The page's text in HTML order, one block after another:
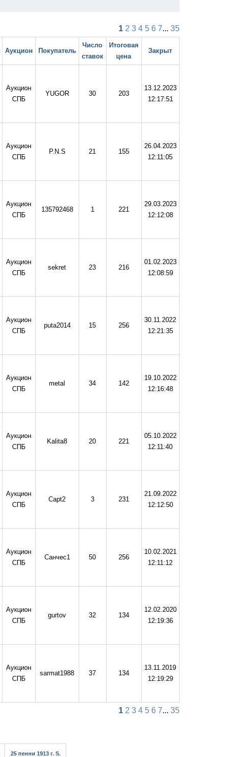
1 2 3 4 5 6 7... 35
Аукцион Покупатель
Число
ставок
Итоговая
цена
Закрыт
Аукцион
СПБ
YUGOR 30 203
13.12.2023
12:17:51
Аукцион
СПБ
P.N.S 21 155
26.04.2023
12:11:05
Аукцион
СПБ
135792468 1 221
29.03.2023
12:12:08
Аукцион
СПБ
sekret 23 216
01.02.2023
12:08:59
Аукцион
СПБ
puta2014 15 256
30.11.2022
12:21:35
Аукцион
СПБ
metal 34 142
19.10.2022
12:16:48
Аукцион
СПБ
Kalita8 20 221
05.10.2022
12:11:40
Аукцион
СПБ
Capt2 3 231
21.09.2022
12:12:50
Аукцион
СПБ
Санчес1 50 256
10.02.2021
12:11:12
Аукцион
СПБ
gurtov 32 134
12.02.2020
12:19:36
Аукцион
СПБ
sarmat1988 37 134
13.11.2019
12:19:29
1 2 3 4 5 6 7... 35
25 пенни 1913 г. S.